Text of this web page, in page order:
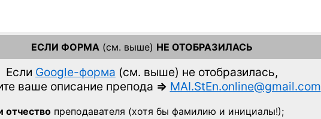
ЕСЛИ ФОРМА (см. выше) НЕ ОТОБРАЗИЛАСЬ
Если Google-форма (см. выше) не отобразилась,
ваше описание препода => MAI.StEn.online@gmail.com
отчествопреподавателя (хотя бы фамилию и инициалы!);